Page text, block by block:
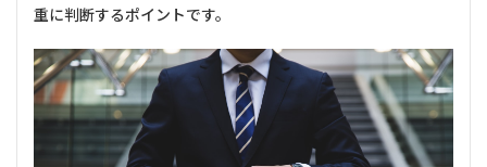
重に判断するポイントです。